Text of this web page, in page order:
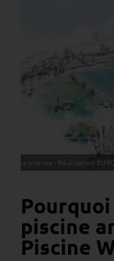
piscine
Piscine
Piscine Rectangulaire
BRUN